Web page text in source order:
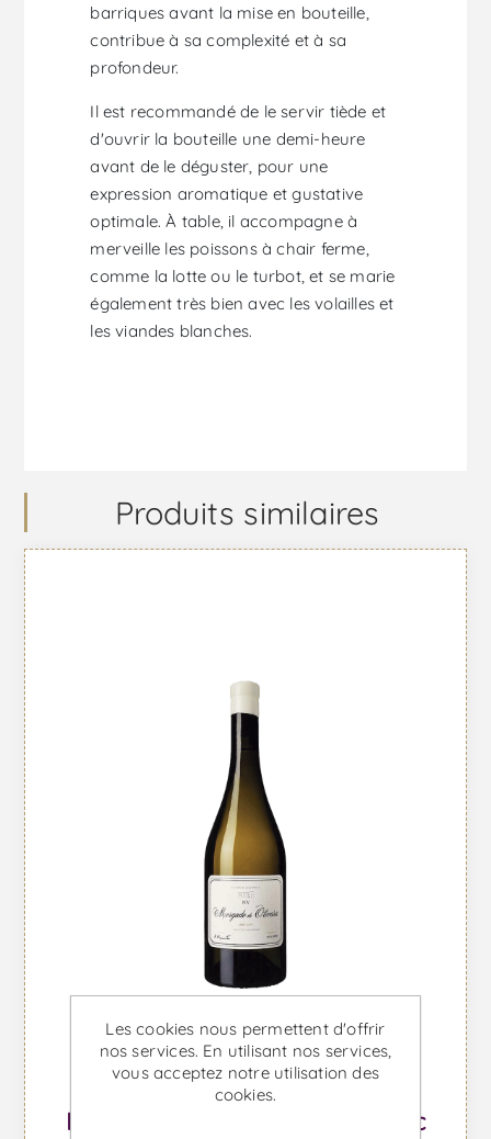
barriques avant la mise en bouteille,
contribue à sa complexité et à sa
profondeur.
Il est recommandé de le servir tiède et
d'ouvrir la bouteille une demi-heure
avant de le déguster, pour une
expression aromatique et gustative
optimale. À table, il accompagne à
merveille les poissons à chair ferme,
comme la lotte ou le turbot, et se marie
également très bien avec les volailles et
les viandes blanches.
Produits similaires
Morgado de Oliveira - Vin Blanc
Les cookies nous permettent d'offrir
nos services. En utilisant nos services,
vous acceptez notre utilisation des
cookies.